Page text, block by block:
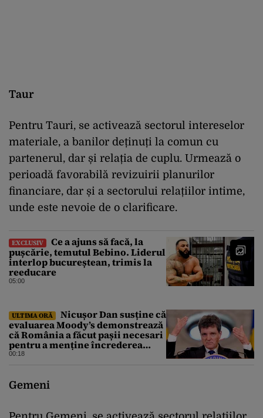
Taur
Pentru Tauri, se activează sectorul intereselor
materiale, a banilor deținuți la comun cu
partenerul, dar și relația de cuplu. Urmează o
perioadă favorabilă revizuirii planurilor
financiare, dar și a sectorului relațiilor intime,
unde este nevoie de o clarificare.
EXCLUSIV
Ce a ajuns să facă, la
pușcărie, temutul Bebino. Liderul
interlop bucureștean, trimis la
reeducare
05:00
ULTIMA ORĂ
Nicușor Dan susține că
evaluarea Moody’s demonstrează
că România a făcut pașii necesari
pentru a menține încrederea
investitorilor: „Totuși,
00:18
Gemeni